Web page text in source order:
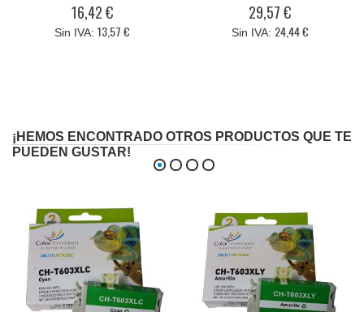
16,42 €
13,57 €
29,57 €
24,44 €
¡HEMOS ENCONTRADO OTROS PRODUCTOS QUE TE
PUEDEN GUSTAR!